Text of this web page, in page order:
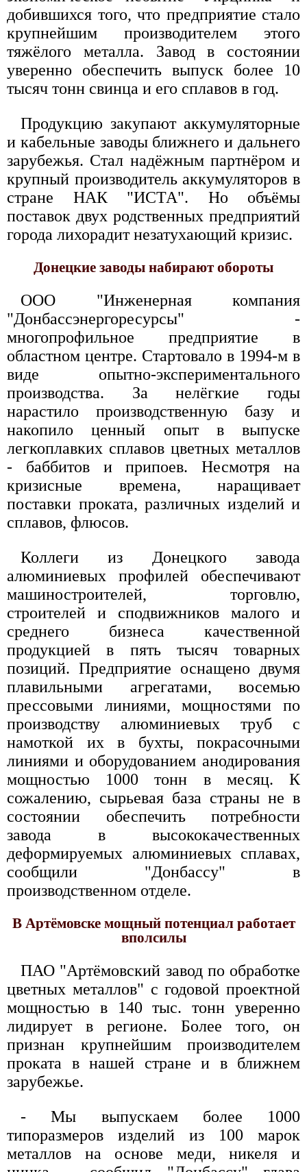
добившихся того, что предприятие стало
крупнейшим производителем этого
тяжёлого металла. Завод в состоянии
уверенно обеспечить выпуск более 10
тысяч тонн свинца и его сплавов в год.
Продукцию закупают аккумуляторные
и кабельные заводы ближнего и дальнего
зарубежья. Стал надёжным партнёром и
крупный производитель аккумуляторов в
стране НАК "ИСТА". Но объёмы
поставок двух родственных предприятий
города лихорадит незатухающий кризис.
Донецкие заводы набирают обороты
ООО "Инженерная компания
"Донбассэнергоресурсы" -
многопрофильное предприятие в
областном центре. Стартовало в 1994-м в
виде опытно-экспериментального
производства. За нелёгкие годы
нарастило производственную базу и
накопило ценный опыт в выпуске
легкоплавких сплавов цветных металлов
- баббитов и припоев. Несмотря на
кризисные времена, наращивает
поставки проката, различных изделий и
сплавов, флюсов.
Коллеги из Донецкого завода
алюминиевых профилей обеспечивают
машиностроителей, торговлю,
строителей и сподвижников малого и
среднего бизнеса качественной
продукцией в пять тысяч товарных
позиций. Предприятие оснащено двумя
плавильными агрегатами, восемью
прессовыми линиями, мощностями по
производству алюминиевых труб с
намоткой их в бухты, покрасочными
линиями и оборудованием анодирования
мощностью 1000 тонн в месяц. К
сожалению, сырьевая база страны не в
состоянии обеспечить потребности
завода в высококачественных
деформируемых алюминиевых сплавах,
сообщили "Донбассу" в
производственном отделе.
В Артёмовске мощный потенциал работает
вполсилы
ПАО "Артёмовский завод по обработке
цветных металлов" с годовой проектной
мощностью в 140 тыс. тонн уверенно
лидирует в регионе. Более того, он
признан крупнейшим производителем
проката в нашей стране и в ближнем
зарубежье.
- Мы выпускаем более 1000
типоразмеров изделий из 100 марок
металлов на основе меди, никеля и